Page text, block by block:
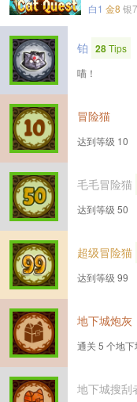
白1 金8 银7
铂 28Tips
喵！
冒险猫
达到等级 10
毛毛冒险猫
达到等级 50
超级冒险猫
达到等级 99
地下城炮灰
通关 5 个地下
地下城搜刮